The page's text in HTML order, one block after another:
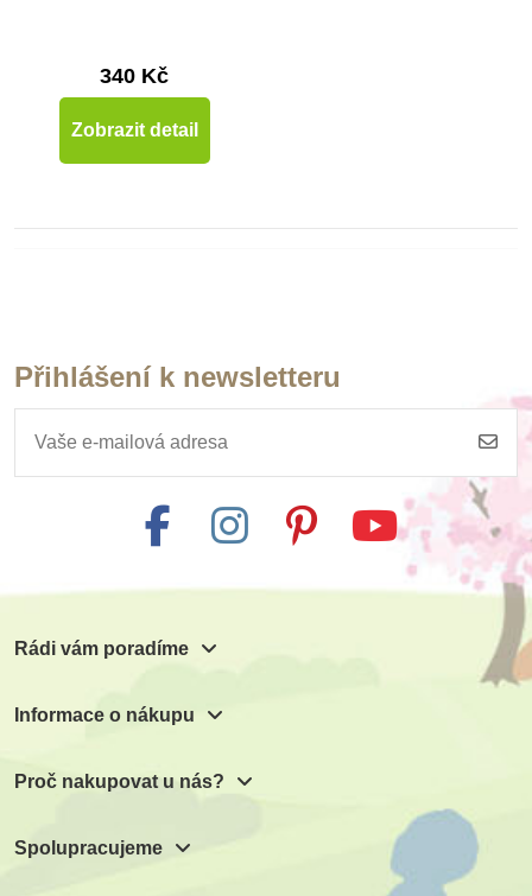
340 Kč
Zobrazit detail
Přihlášení k newsletteru
Rádi vám poradíme
Informace o nákupu
Proč nakupovat u nás?
Spolupracujeme